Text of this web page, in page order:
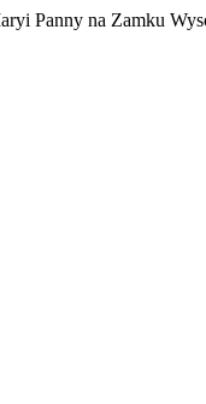
Panny na Zamku